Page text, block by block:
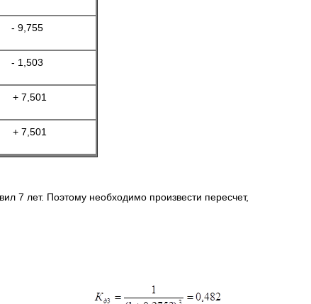
- 9,755
- 1,503
+ 7,501
+ 7,501
7 лет. Поэтому необходимо произвести пересчет,